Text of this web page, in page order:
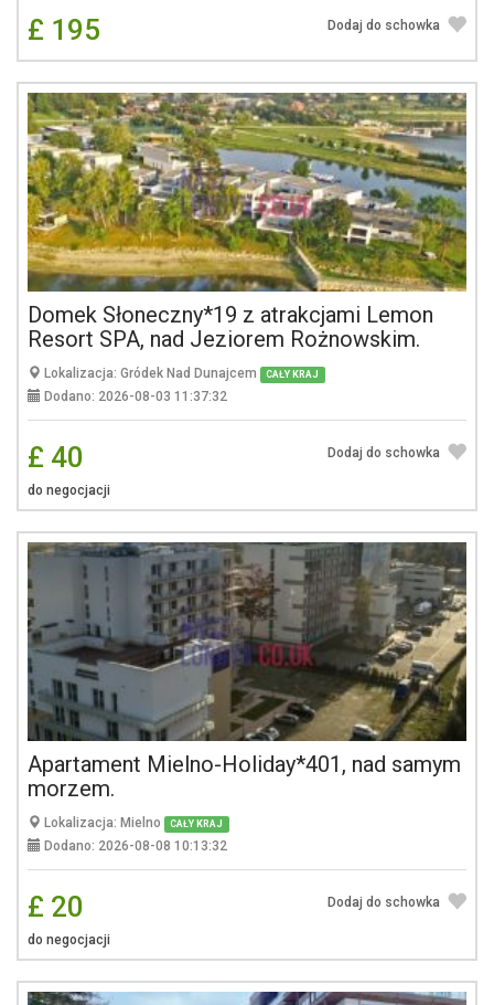
£ 195 Dodaj do schowka
Domek Słoneczny*19 z atrakcjami Lemon
Resort SPA, nad Jeziorem Rożnowskim.
Lokalizacja: Gródek Nad Dunajcem CAŁY KRAJ
Dodano: 2026-08-03 11:37:32
£ 40
do negocjacji
Dodaj do schowka
Apartament Mielno-Holiday*401, nad samym
morzem.
Lokalizacja: Mielno CAŁY KRAJ
Dodano: 2026-08-08 10:13:32
£ 20
do negocjacji
Dodaj do schowka